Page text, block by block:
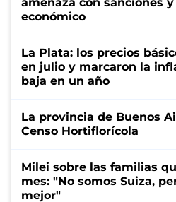
económico
La Plata: los precios
en julio y marcaron la
baja en un año
La provincia de Buenos
Censo Hortiflorícola
Milei sobre las familias
mes: "No somos Suiza,
mejor"